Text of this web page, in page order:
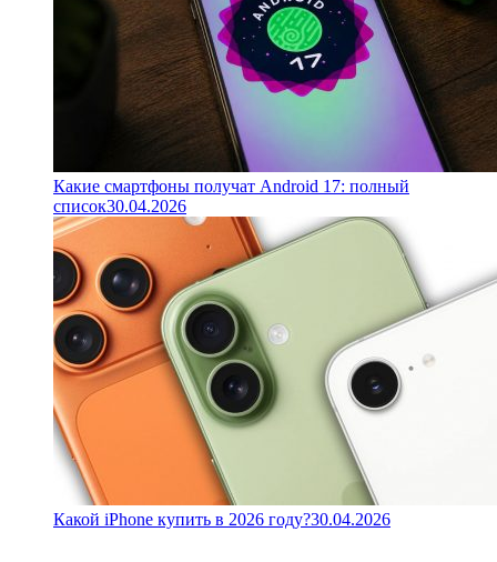
Какие смартфоны получат Android 17: полный
список30.04.2026
Какой iPhone купить в 2026 году?30.04.2026